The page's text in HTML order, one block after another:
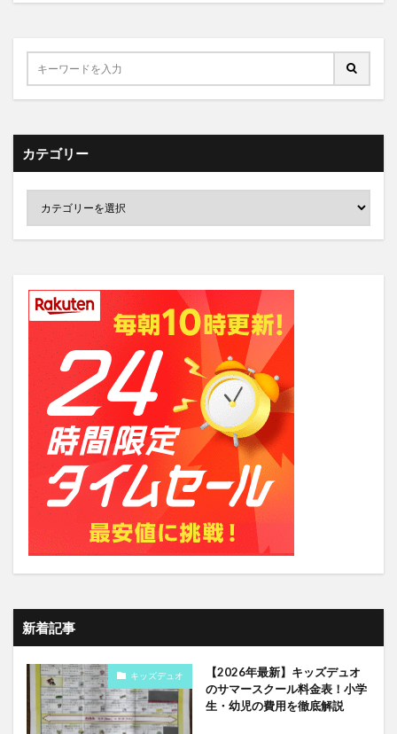
カテゴリー
新着記事
キッズデュオ
【2026年最新】キッズデュオ
のサマースクール料金表！小学
生・幼児の費用を徹底解説